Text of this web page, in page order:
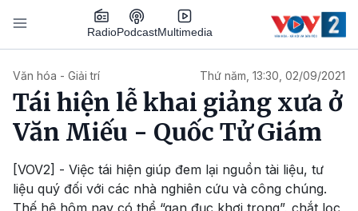
Nhảy đến nội dung
RadioPodcastMultimedia
Văn hóa - Giải trí Thứ năm, 13:30, 02/09/2021
Tái hiện lễ khai giảng xưa ở
Văn Miếu - Quốc Tử Giám
[VOV2] - Việc tái hiện giúp đem lại nguồn tài liệu, tư
liệu quý đối với các nhà nghiên cứu và công chúng.
Thế hệ hôm nay có thể “gạn đục khơi trong”, chắt lọc